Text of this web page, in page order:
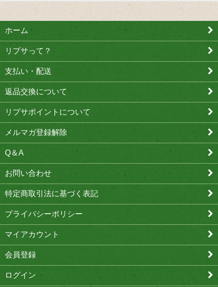
ホーム
リプサって？
支払い・配送
返品交換について
リプサポイントについて
メルマガ登録解除
Q＆A
お問い合わせ
特定商取引法に基づく表記
プライバシーポリシー
マイアカウント
会員登録
ログイン